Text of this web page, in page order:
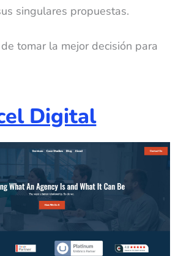
singulares propuestas.
de tomar la mejor decisión para
Digital